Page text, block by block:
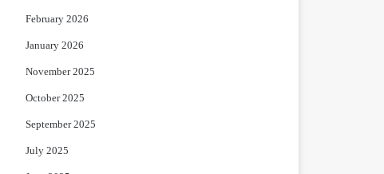
February 2026
January 2026
November 2025
October 2025
September 2025
July 2025